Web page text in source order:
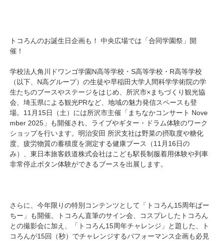
トコろんのお誕生日企画も！ 中央広場では「合同学園祭」開
催！
学校法人角川ドワンゴ学園N高等学校・S高等学校・R高等学校
（以下、N高グループ）の生徒や早稲田大学人間科学学術院の学
生たちのブースやステージをはじめ、所沢市×まちづくり観光協
会、埼玉県による観光PRなど、地域の魅力発信スペースも登
場。11月15日（土）には所沢市主催「まちなかコンサート Nove
mber 2025」も開催され、ライブやギター・ドラム体験のワーク
ショップを行います。明治安田 所沢支社は野菜の摂取度や糖化
度、疲労物質の蓄積度を測定する健康ブース（11月16日の
み）、東日本旅客鉄道株式会社はこども駅長制服着用体験や列車
非常停止ボタン体験ができるブースを出展します。
さらに、今年限りの特別コンテンツとして「トコろん15周年ぱー
ちー」も開催。トコろん直筆のサイン会、コスプレしたトコろん
との撮影会に加え、「トコろん15周年チャレンジ」と題した、ト
コろんが15回（秒）でチャレンジするパフォーマンス企画も必見